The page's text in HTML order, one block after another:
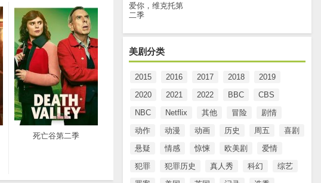
爱你，维克托第
二季
美剧分类
2015 2016 2017 2018
2019
2020
2021 2022 BBC
CBS
NBC
Netflix 其他 冒险
剧情
动作
动漫 动画 历史 周五
喜剧
悬疑
情感 惊悚 欧美剧
爱情
犯罪
犯罪历史 真人秀 科幻
综艺
死亡谷第二季